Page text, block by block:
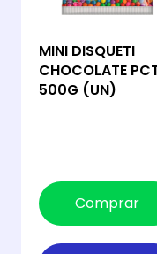
MINI DISQUETI
CHOCOLATE
500G (UN)
Comprar